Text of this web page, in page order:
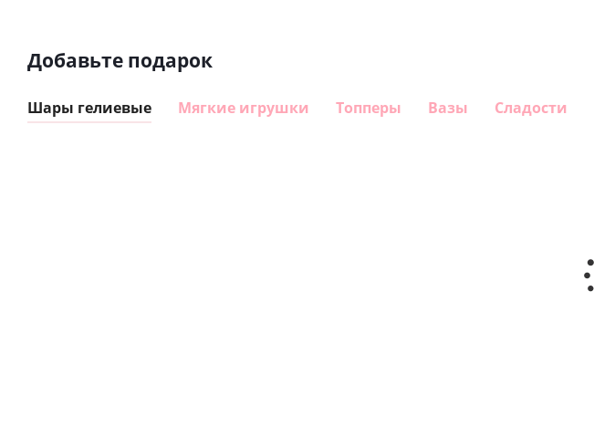
Добавьте подарок
Шары гелиевые Мягкие игрушки Топперы Вазы Сладости